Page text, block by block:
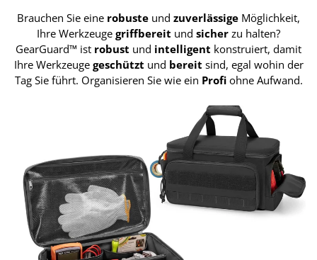
Brauchen Sie eine robuste und zuverlässige Möglichkeit,
Ihre Werkzeuge griffbereit und sicher zu halten?
GearGuard™ ist robust und intelligent konstruiert, damit
Ihre Werkzeuge geschützt und bereit sind, egal wohin der
Tag Sie führt. Organisieren Sie wie ein Profiohne Aufwand.